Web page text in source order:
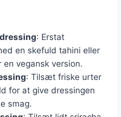
: Erstat
en skefuld tahini eller
en vegansk version.
: Tilsæt friske urter
for at give dressingen
smag.